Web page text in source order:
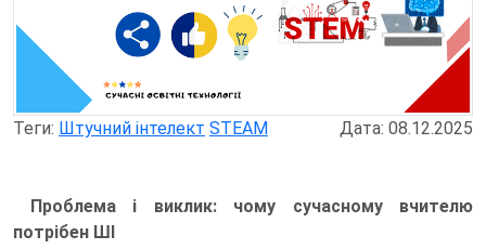
Теги: Штучний інтелект STEAM Дата: 08.12.2025
Проблема і виклик: чому сучасному вчителю
потрібен ШІ